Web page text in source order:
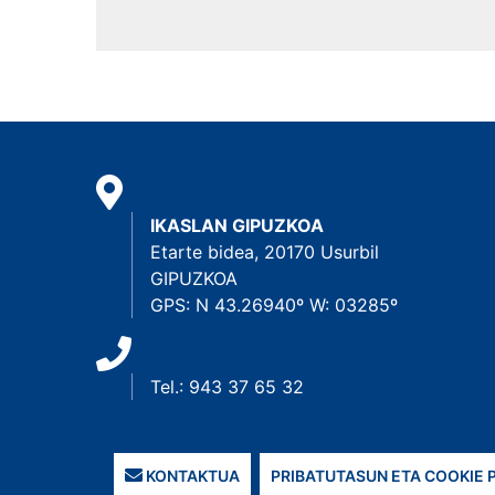
IKASLAN GIPUZKOA
Etarte bidea, 20170 Usurbil
GIPUZKOA
GPS: N 43.26940º W: 03285º
Tel.: 943 37 65 32
KONTAKTUA PRIBATUTASUN ETA COOKIE